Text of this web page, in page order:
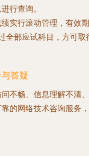
行查询。
实行滚动管理，有效期
全部应试科目，方可取
答疑
不畅、信息理解不清、
的网络技术咨询服务，